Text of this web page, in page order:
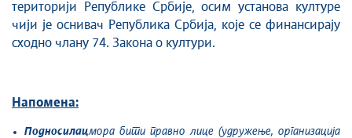
териториjи Републике Србиjе, осим установа културе
чији је оснивач Република Србија, које се финансирају
сходно члану 74. Закона о култури.
Напомена:
Подносилацмора бити правно лице (удружење, организација